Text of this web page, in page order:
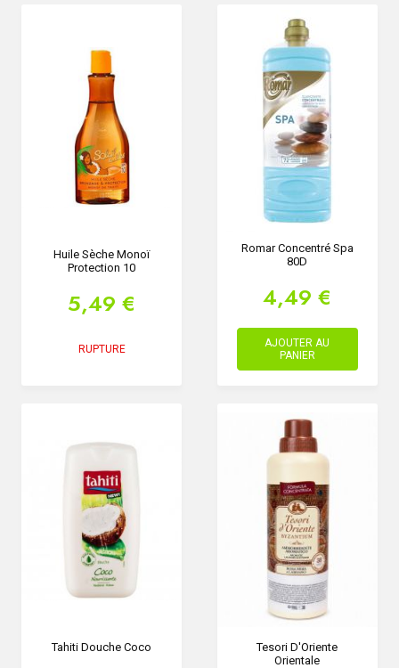
Huile Sèche Monoï
Protection 10
5,49 €
RUPTURE
Romar Concentré Spa
80D
4,49 €
AJOUTER AU
PANIER
Tahiti Douche Coco
Tesori D'Oriente
Orientale